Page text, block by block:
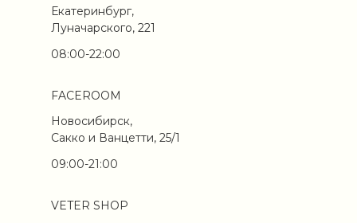
Екатеринбург,
Луначарского, 221
08:00-22:00
FACEROOM
Новосибирск,
Сакко и Ванцетти, 25/1
09:00-21:00
VETER SHOP